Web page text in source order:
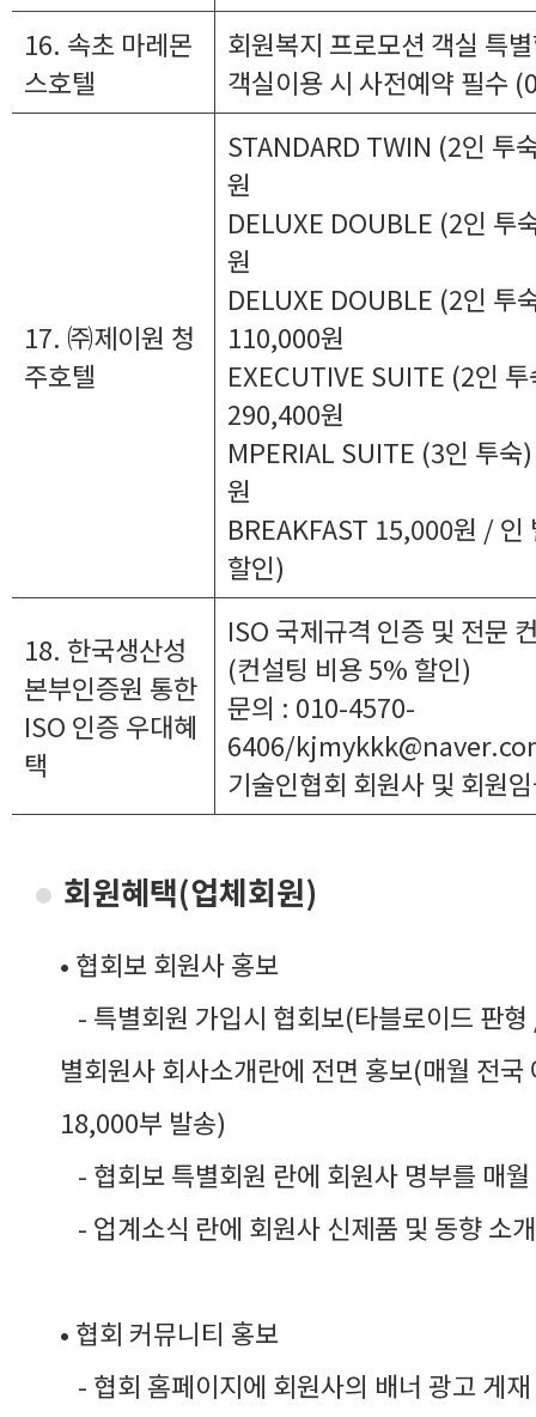
16. 속초 마레몬
스호텔
회원복지 프로모션 객실 특
객실이용 시 사전예약 필수
17. ㈜제이원 청
주호텔
STANDARD TWIN (2인 투
원
DELUXE DOUBLE (2인 투
원
DELUXE DOUBLE (2인 투
110,000원
EXECUTIVE SUITE (2인
290,400원
MPERIAL SUITE (3인 투
원
BREAKFAST 15,000원 /
할인)
18. 한국생산성
본부인증원 통한
ISO 인증 우대혜
택
ISO 국제규격 인증 및 전문
(컨설팅 비용 5% 할인)
문의 : 010-4570-
6406/
기술인협회 회원사 및 회원
회원혜택(업체회원)
• 협회보 회원사 홍보
- 특별회원 가입시 협회보(타블로이드 판
별회원사 회사소개란에 전면 홍보(매월 전국
18,000부 발송)
- 협회보 특별회원 란에 회원사 명부를 매
- 업계소식 란에 회원사 신제품 및 동향 소개
• 협회 커뮤니티 홍보
- 협회 홈페이지에 회원사의 배너 광고 게